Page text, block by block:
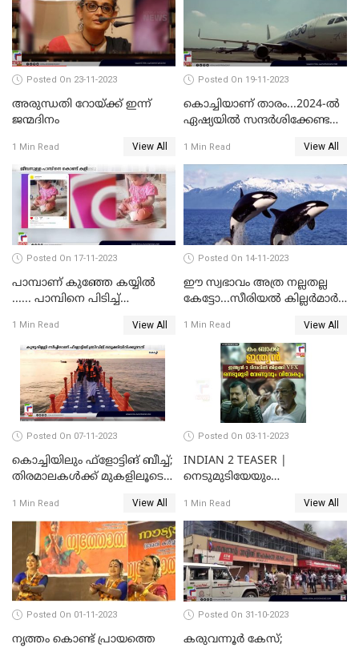
Posted On 23-11-2023
അരുന്ധതി റോയ്ക്ക് ഇന്ന്
ജന്മദിനം
1 Min Read View All
Posted On 19-11-2023
കൊച്ചിയാണ് താരം...2024-ല്‍
ഏഷ്യയില്‍ സന്ദര്‍ശിക്കേണ്ട
കൊച്ചിയും
1 Min Read View All
Posted On 17-11-2023
പാമ്പാണ് കുഞ്ഞേ കയ്യില്‍
...... പാമ്പിനെ പിടിച്ച്
വൈറലായി വീഡിയോ
1 Min Read View All
Posted On 14-11-2023
ഈ സ്വഭാവം അത്ര നല്ലതല്ല
കേട്ടോ...സീരിയല്‍ കില്ലര്‍മാര്‍
ഓര്‍ക്കകളുടെ സ്വഭാവരീതി
1 Min Read View All
Posted On 07-11-2023
കൊച്ചിയിലും ഫ്‌ളോട്ടിങ് ബീച്ച്;
തിരമാലകള്‍ക്ക് മുകളിലൂടെ
1 Min Read View All
Posted On 03-11-2023
INDIAN 2 TEASER |
നെടുമുടിയേയും
കാണാം; ഇന്ത്യൻ 2 ടീസർ
പുറത്ത്
1 Min Read View All
Posted On 01-11-2023
നൃത്തം കൊണ്ട് പ്രായത്തെ
Posted On 31-10-2023
കരുവന്നൂർ കേസ്;